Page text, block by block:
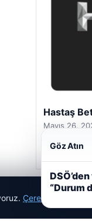
Hastaş
Mayıs 26,
Çerez Politikamız
Göz Atın
“Durum